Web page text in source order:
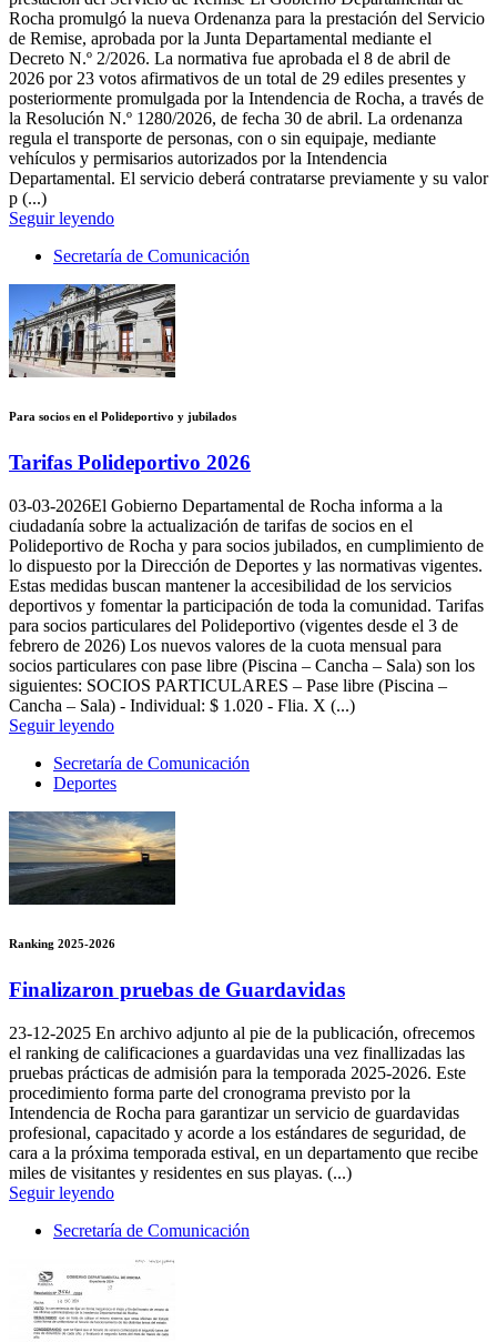
Rocha promulgó la nueva Ordenanza para la prestación del Servicio
de Remise, aprobada por la Junta Departamental mediante el
Decreto N.º 2/2026. La normativa fue aprobada el 8 de abril de
2026 por 23 votos afirmativos de un total de 29 ediles presentes y
posteriormente promulgada por la Intendencia de Rocha, a través de
la Resolución N.º 1280/2026, de fecha 30 de abril. La ordenanza
regula el transporte de personas, con o sin equipaje, mediante
vehículos y permisarios autorizados por la Intendencia
Departamental. El servicio deberá contratarse previamente y su valor
p (...)
Seguir leyendo
Secretaría de Comunicación
Para socios en el Polideportivo y jubilados
Tarifas Polideportivo 2026
03-03-2026El Gobierno Departamental de Rocha informa a la
ciudadanía sobre la actualización de tarifas de socios en el
Polideportivo de Rocha y para socios jubilados, en cumplimiento de
lo dispuesto por la Dirección de Deportes y las normativas vigentes.
Estas medidas buscan mantener la accesibilidad de los servicios
deportivos y fomentar la participación de toda la comunidad. Tarifas
para socios particulares del Polideportivo (vigentes desde el 3 de
febrero de 2026) Los nuevos valores de la cuota mensual para
socios particulares con pase libre (Piscina – Cancha – Sala) son los
siguientes: SOCIOS PARTICULARES – Pase libre (Piscina –
Cancha – Sala) - Individual: $ 1.020 - Flia. X (...)
Seguir leyendo
Secretaría de Comunicación
Deportes
Ranking 2025-2026
Finalizaron pruebas de Guardavidas
23-12-2025 En archivo adjunto al pie de la publicación, ofrecemos
el ranking de calificaciones a guardavidas una vez finallizadas las
pruebas prácticas de admisión para la temporada 2025-2026. Este
procedimiento forma parte del cronograma previsto por la
Intendencia de Rocha para garantizar un servicio de guardavidas
profesional, capacitado y acorde a los estándares de seguridad, de
cara a la próxima temporada estival, en un departamento que recibe
miles de visitantes y residentes en sus playas. (...)
Seguir leyendo
Secretaría de Comunicación